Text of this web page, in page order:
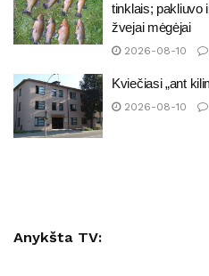
tinklais; pakliuvo
žvejai mėgėjai
2026-08-10
Kviečiasi „ant
2026-08-10
Anykšta TV: